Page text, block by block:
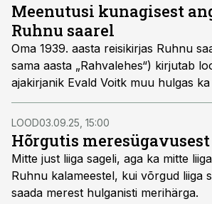
Meenutusi kunagisest
Ruhnu saarel
Oma 1939. aasta reisikirjas Ruhnu
sama aasta „Rahvalehes“) kirjutab
ajakirjanik Evald Voitk muu hulgas
angerjapüügist saarerahva seas.
reisikirjast koos mõningate
LOOD03.09.25, 15:00
Hõrgutis
Mitte just liiga sageli, aga ka mitte
Ruhnu kalameestel, kui võrgud liiga
saada merest hulganisti merihärga.